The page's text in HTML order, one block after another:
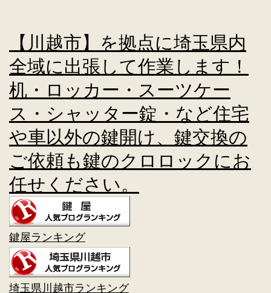
【川越市】を拠点に埼玉県内
全域に出張して作業します！
机・ロッカー・スーツケー
ス・シャッター錠・など住宅
や車以外の鍵開け、鍵交換の
ご依頼も鍵のクロロックにお
任せください。
鍵屋ランキング
埼玉県川越市ランキング